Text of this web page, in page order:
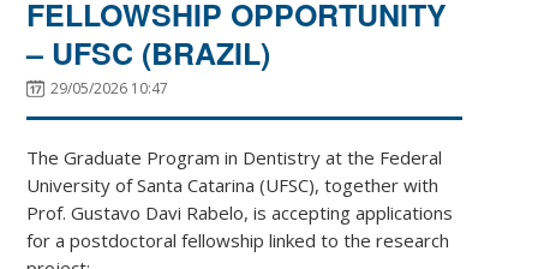
FELLOWSHIP OPPORTUNITY
– UFSC (BRAZIL)
29/05/2026 10:47
The Graduate Program in Dentistry at the Federal
University of Santa Catarina (UFSC), together with
Prof. Gustavo Davi Rabelo, is accepting applications
for a postdoctoral fellowship linked to the research